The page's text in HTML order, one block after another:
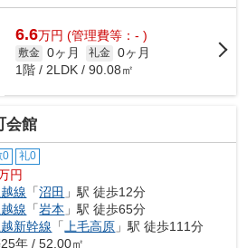
6.6万円 (管理費等：- )
敷金 0ヶ月 礼金 0ヶ月
1階 / 2LDK / 90.08㎡
会館
0 礼0
円
線 「沼田 」駅 徒歩12分
線 「岩本 」駅 徒歩65分
新幹線 「上毛高原 」駅 徒歩111分
年 / 52.00㎡